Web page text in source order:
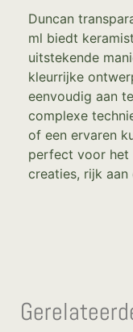
Duncan
ml biedt
uitstekende
kleurrijke
eenvoudig aan
complexe
of een ervaren
perfect voor het
creaties, rijk aan